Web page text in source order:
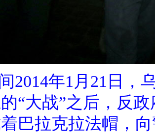
2014年1月21日，
“大战”之后，反
巴拉克拉法帽，